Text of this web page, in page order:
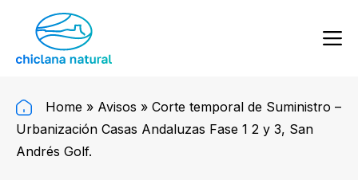
Home » Avisos » Corte temporal de Suministro –
Urbanización Casas Andaluzas Fase 1 2 y 3, San
Andrés Golf.